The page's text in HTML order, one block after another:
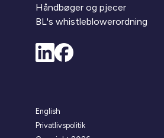
Håndbøger og pjecer
BL's whistleblowerordning
English
Privatlivspolitik